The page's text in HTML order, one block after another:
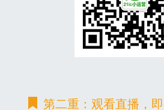
第二重：观看直播，